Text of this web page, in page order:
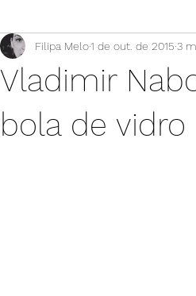
Vladimir
bola de vidro
Filipa Melo1 de out. de 2015 3